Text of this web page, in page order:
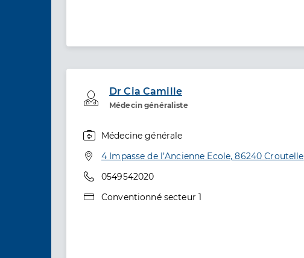
Dr Cia Camille
Médecin généraliste
Professionel de santé
Médecine générale
Adresse
4 Impasse de l’Ancienne Ecole, 86240 Croutelle
Téléphone
0549542020
Type de convention
Conventionné secteur 1